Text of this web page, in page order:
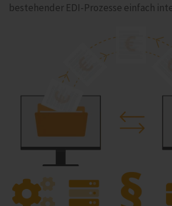
bestehender EDI-Prozesse einfach